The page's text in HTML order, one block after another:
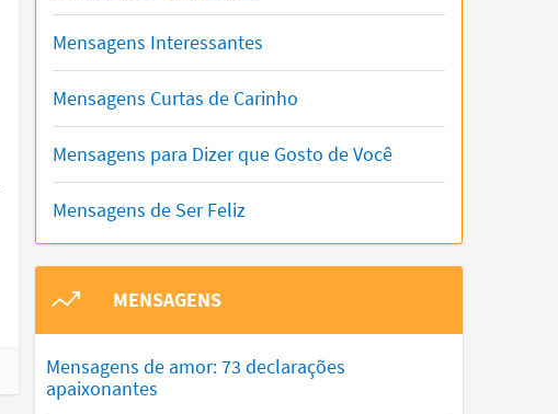
Mensagens Interessantes
Mensagens Curtas de Carinho
Mensagens para Dizer que Gosto de Você
Mensagens de Ser Feliz
MENSAGENS
Mensagens de amor: 73 declarações
apaixonantes